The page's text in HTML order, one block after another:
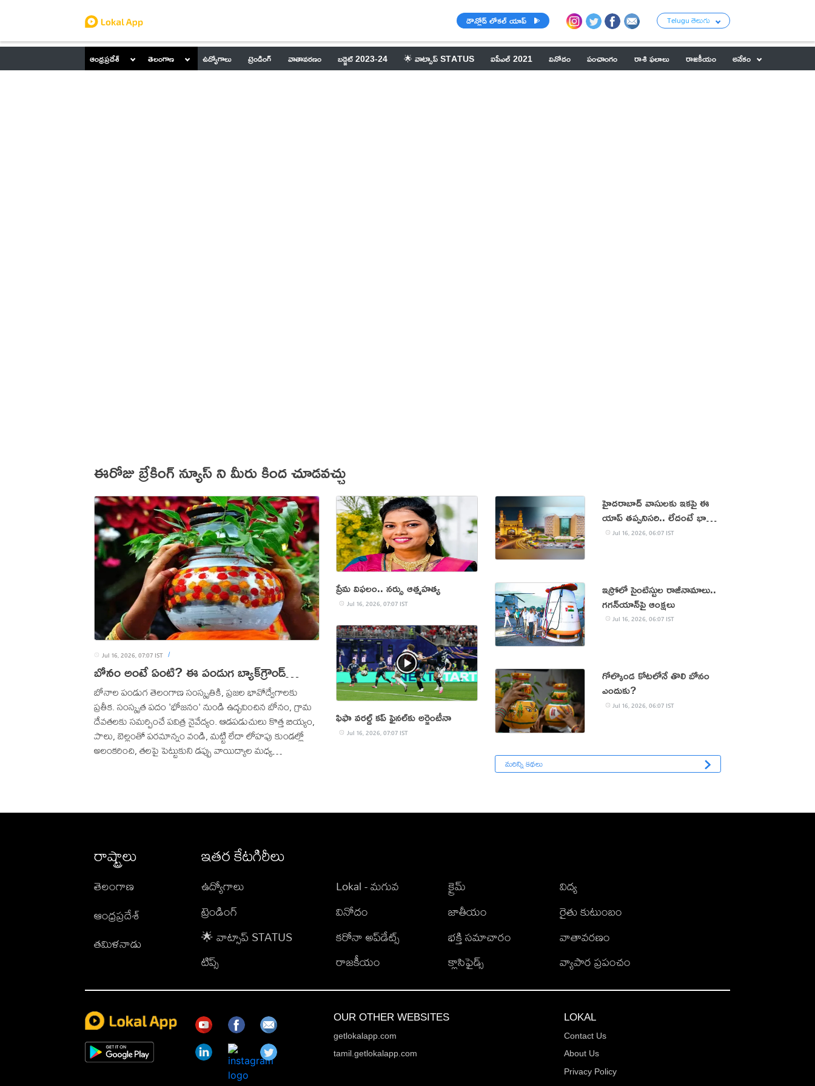
డౌన్లోడ్ లోకల్ యాప్ Telugu తెలుగు
ఆంధ్రప్రదేశ్ తెలంగాణ ఉద్యోగాలు ట్రెండింగ్ వాతావరణం బడ్జెట్ 2023-24 🌟 వాట్సాప్ STATUS ఐపీఎల్ 2021 వినోదం పంచాంగం రాశి ఫలాలు రాజకీయం అనేకం
ఈరోజు బ్రేకింగ్ న్యూస్ ని మీరు కింద చూడవచ్చు
Jul 16, 2026, 07:07 IST /
బోనం అంటే ఏంటి? ఈ పండుగ బ్యాక్‌గ్రౌండ్
ఏంటి?
బోనాల పండుగ తెలంగాణ సంస్కృతికి, ప్రజల భావోద్వేగాలకు
ప్రతీక. సంస్కృత పదం 'భోజనం' నుండి ఉద్భవించిన బోనం, గ్రామ
దేవతలకు సమర్పించే పవిత్ర నైవేద్యం. ఆడపడుచులు కొత్త బియ్యం,
పాలు, బెల్లంతో పరమాన్నం వండి, మట్టి లేదా లోహపు కుండల్లో
అలంకరించి, తలపై పెట్టుకుని డప్పు వాయిద్యాల మధ్య
ప్రేమ విఫలం.. నర్సు ఆత్మహత్య
Jul 16, 2026, 07:07 IST
ఫిఫా వరల్డ్‌ కప్‌ ఫైనల్‌కు అర్జెంటీనా
Jul 16, 2026, 07:07 IST
హైదరాబాద్ వాసులకు ఇకపై ఈ
యాప్ తప్పనిసరి.. లేదంటే భారీ
ఫైన్, ఆస్తులు సీజ్!
Jul 16, 2026, 06:07 IST
ఇస్రోలో సైంటిస్టుల రాజీనామాలు..
గగన్‌యాన్‌పై ఆంక్షలు
Jul 16, 2026, 06:07 IST
గోల్కొండ కోటలోనే తొలి బోనం
ఎందుకు?
Jul 16, 2026, 06:07 IST
మరిన్ని కథలు
రాష్ట్రాలు
తెలంగాణ
ఆంధ్రప్రదేశ్
తమిళనాడు
ఇతర కేటగిరీలు
ఉద్యోగాలు
ట్రెండింగ్
🌟 వాట్సాప్ STATUS
టిప్స్
Lokal - మగువ
వినోదం
కరోనా అప్‌డేట్స్
రాజకీయం
క్రైమ్
జాతీయం
భక్తి సమాచారం
క్లాసిఫైడ్స్
విద్య
రైతు కుటుంబం
వాతావరణం
వ్యాపార ప్రపంచం
OUR OTHER WEBSITES
getlokalapp.com
tamil.getlokalapp.com
LOKAL
Contact Us
About Us
Privacy Policy